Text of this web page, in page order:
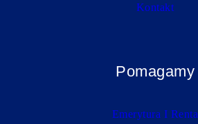
Kontakt
Pomagamy
Emerytura I Renta